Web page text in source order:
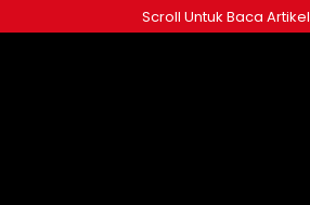
ke
Scroll Untuk Baca Artikel